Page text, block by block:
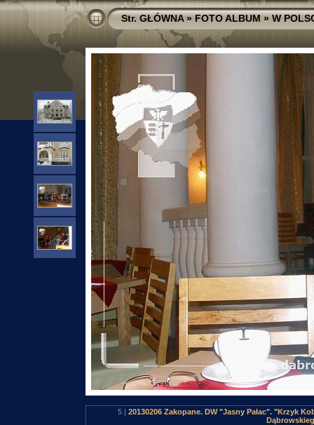
Str. GŁÓWNA»FOTO ALBUM»W
5 | 20130206 Zakopane. DW "Jasny Pałac". "Krzyk